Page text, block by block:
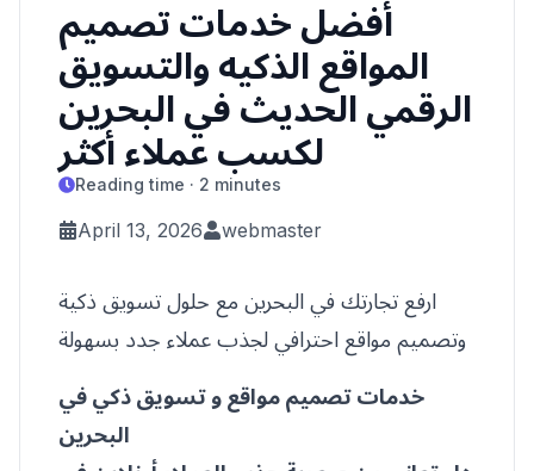
أفضل خدمات تصميم
المواقع الذكيه والتسويق
الرقمي الحديث في البحرين
لكسب عملاء أكثر
Reading time · 2 minutes
April 13, 2026 webmaster
ارفع تجارتك في البحرين مع حلول تسويق ذكية
وتصميم مواقع احترافي لجذب عملاء جدد بسهولة
خدمات تصميم مواقع و تسويق ذكي في
البحرين